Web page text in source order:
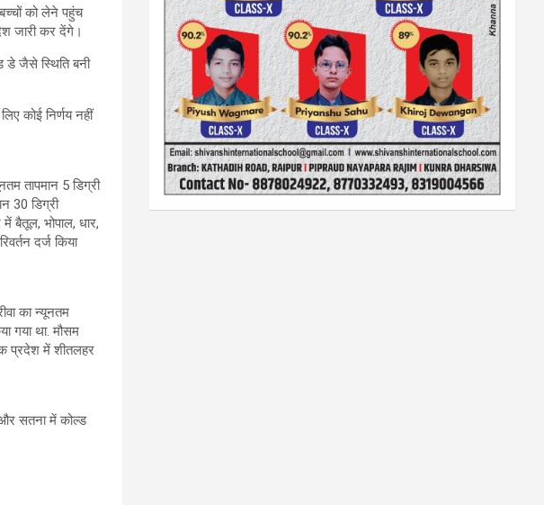
को लेने पहुंच
जारी कर देंगे।
डे जैसे स्थिति बनी
कोई निर्णय नहीं
तापमान 5 डिग्री
30 डिग्री
बैतूल, भोपाल, धार,
दर्ज किया
का न्यूनतम
गया था. मौसम
प्रदेश में शीतलहर
और सतना में कोल्ड